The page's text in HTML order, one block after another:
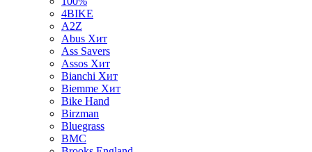
4BIKE
A2Z
Abus Хит
Ass Savers
Assos Хит
Bianchi Хит
Biemme Хит
Bike Hand
Birzman
Bluegrass
BMC